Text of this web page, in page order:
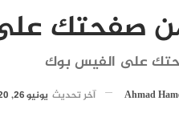
من صفحتك
على الفيس بوك
Ahmad آخر تحديث يونيو 26, 2020